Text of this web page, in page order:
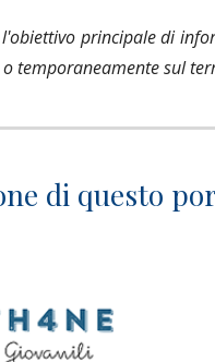
principale di
temporaneamente sul
di questo